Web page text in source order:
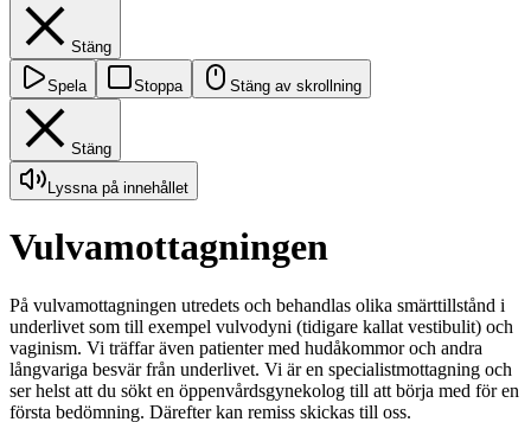
Stäng
Spela Stoppa Stäng av skrollning
Stäng
Lyssna på innehållet
Vulvamottagningen
På vulvamottagningen utredets och behandlas olika smärttillstånd i
underlivet som till exempel vulvodyni (tidigare kallat vestibulit) och
vaginism. Vi träffar även patienter med hudåkommor och andra
långvariga besvär från underlivet. Vi är en specialistmottagning och
ser helst att du sökt en öppenvårdsgynekolog till att börja med för en
första bedömning. Därefter kan remiss skickas till oss.